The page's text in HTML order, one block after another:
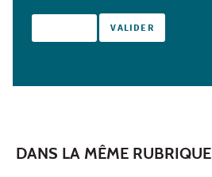
DANS LA MÊME RUBRIQUE